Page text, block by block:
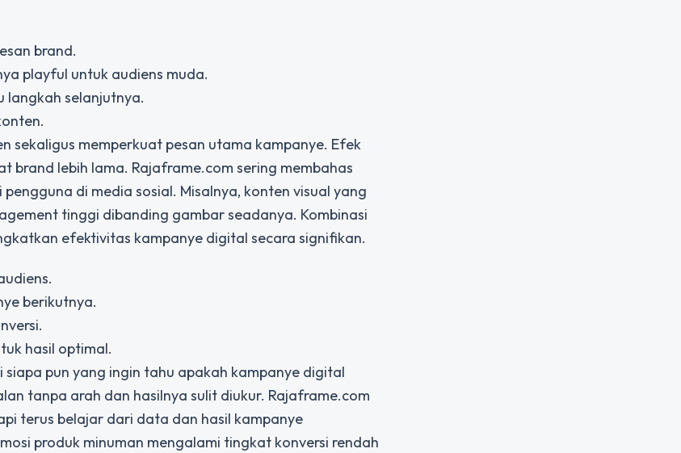
brand.
playful untuk audiens muda.
selanjutnya.
memperkuat pesan utama kampanye. Efek
brand lebih lama. Rajaframe.com sering membahas
di media sosial. Misalnya, konten visual yang
tinggi dibanding gambar seadanya. Kombinasi
efektivitas kampanye digital secara signifikan.
berikutnya.
hasil optimal.
pun yang ingin tahu apakah kampanye digital
tanpa arah dan hasilnya sulit diukur. Rajaframe.com
terus belajar dari data dan hasil kampanye
produk minuman mengalami tingkat konversi rendah